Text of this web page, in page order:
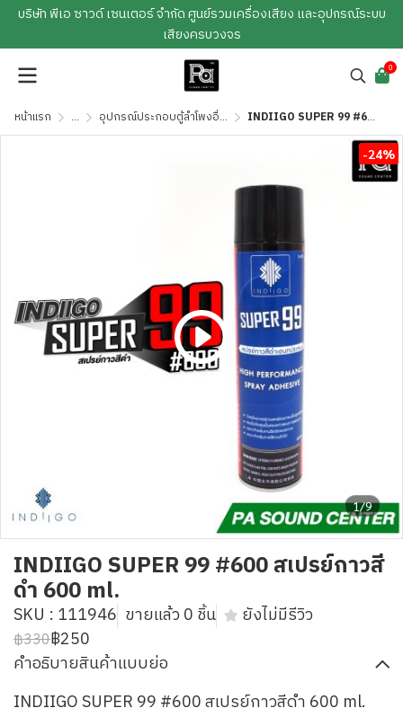
บริษัท พีเอ ซาวด์ เซนเตอร์ จำกัด ศูนย์รวมเครื่องเสียง และอุปกรณ์ระบบ
เสียงครบวงจร
0
หน้าแรก ... อุปกรณ์ประกอบตู้ลำโพงอื่นๆ INDIIGO SUPER 99 #600 สเปรย์กาวสีดำ 600 ml.
1/9
-24%
INDIIGO SUPER 99 #600 สเปรย์กาวสี
ดำ 600 ml.
SKU : 111946 ขายแล้ว 0 ชิ้น ยังไม่มีรีวิว
฿330฿250
คำอธิบายสินค้าแบบย่อ
INDIIGO SUPER 99 #600 สเปรย์กาวสีดำ 600 ml.